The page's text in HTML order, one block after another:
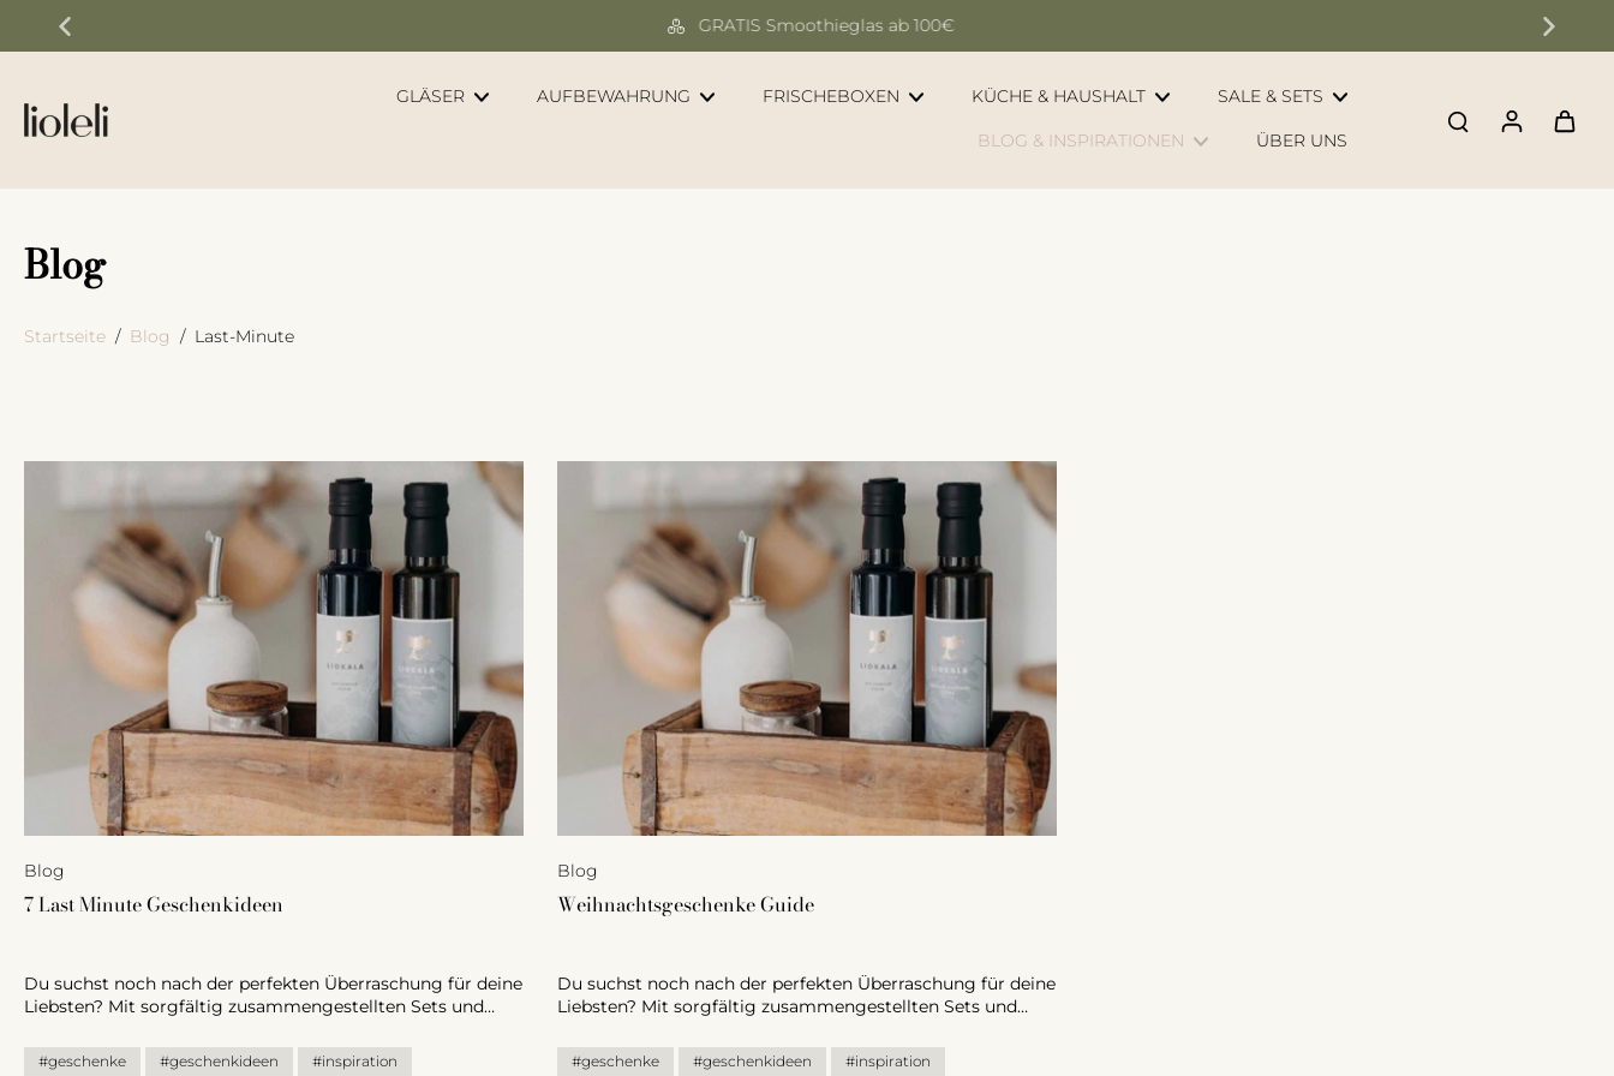
Zum
Inhalt
GRATIS Smoothieglas ab 100€
GLÄSER AUFBEWAHRUNG FRISCHEBOXEN KÜCHE & HAUSHALT SALE & SETS
BLOG & INSPIRATIONEN ÜBER UNS
Blog
Startseite / Blog / Last-Minute
Blog
7 Last Minute Geschenkideen
Du suchst noch nach der perfekten Überraschung für deine
Liebsten? Mit sorgfältig zusammengestellten Sets und
aufleuchten. Ob etwas Praktisches für den Haushalt,
#geschenke #geschenkideen #inspiration
Blog
Weihnachtsgeschenke Guide
Du suchst noch nach der perfekten Überraschung für deine
Liebsten? Mit sorgfältig zusammengestellten Sets und
aufleuchten. Ob etwas Praktisches für den Haushalt,
#geschenke #geschenkideen #inspiration